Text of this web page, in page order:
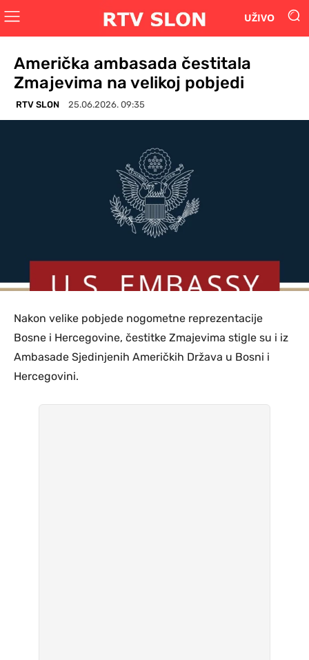
UŽIVO
Američka ambasada čestitala
Zmajevima na velikoj pobjedi
RTV SLON 25.06.2026. 09:35
Nakon velike pobjede nogometne reprezentacije
Bosne i Hercegovine, čestitke Zmajevima stigle su i iz
Ambasade Sjedinjenih Američkih Država u Bosni i
Hercegovini.